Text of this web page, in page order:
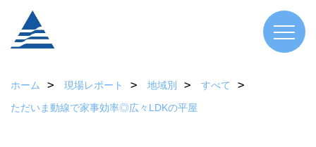
ホーム 現場レポート 地域別
すべて
ただいま動線で家事効率◎広々LDKの平屋